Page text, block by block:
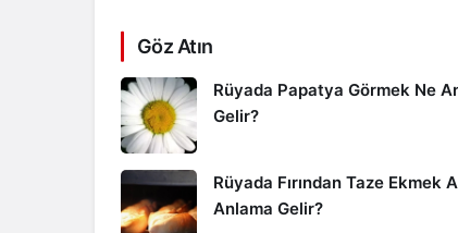
Göz Atın
Rüyada Papatya Görmek Ne
Gelir?
Rüyada Fırından Taze Ekmek
Anlama Gelir?